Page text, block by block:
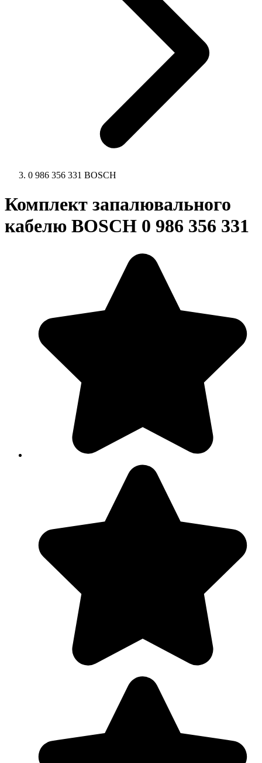
0 986 356 331 BOSCH
Комплект запалювального
кабелю BOSCH 0 986 356 331